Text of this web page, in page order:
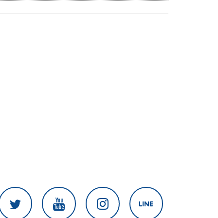
สงครามในภูมิภาค